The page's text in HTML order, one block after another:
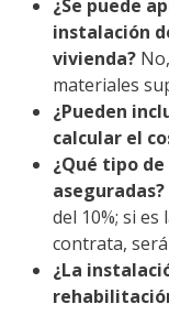
¿Se puede
instalación
vivienda?
materiales
¿Pueden
calcular el
¿Qué tipo
aseguradas?
del 10%; si
contrata, será
¿La